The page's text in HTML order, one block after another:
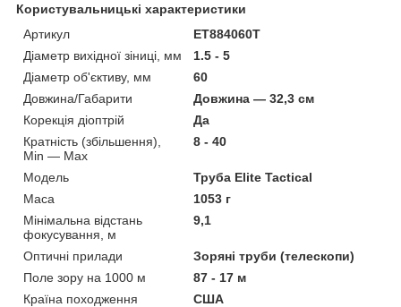
Користувальницькі характеристики
Артикул
ET884060T
Діаметр вихідної зіниці, мм
1.5 - 5
Діаметр об'єктиву, мм
60
Довжина/Габарити
Довжина — 32,3 см
Корекція діоптрій
Да
Кратність (збільшення),
Min — Max
8 - 40
Мoдель
Труба Elite Tactical
Маса
1053 г
Мінімальна відстань
фокусування, м
9,1
Оптичні прилади
Зоряні труби (телескопи)
Поле зору на 1000 м
87 - 17 м
Країна походження
США